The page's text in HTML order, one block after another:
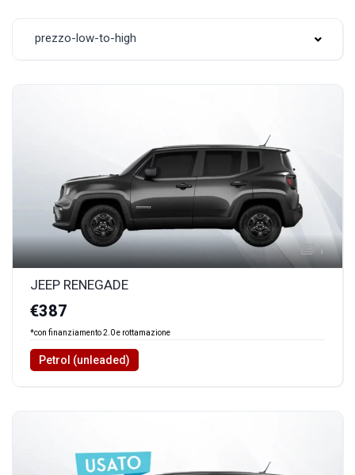
prezzo-low-to-high
1
JEEP RENEGADE
€387
*con finanziamento 2.0 e rottamazione
Petrol (unleaded)